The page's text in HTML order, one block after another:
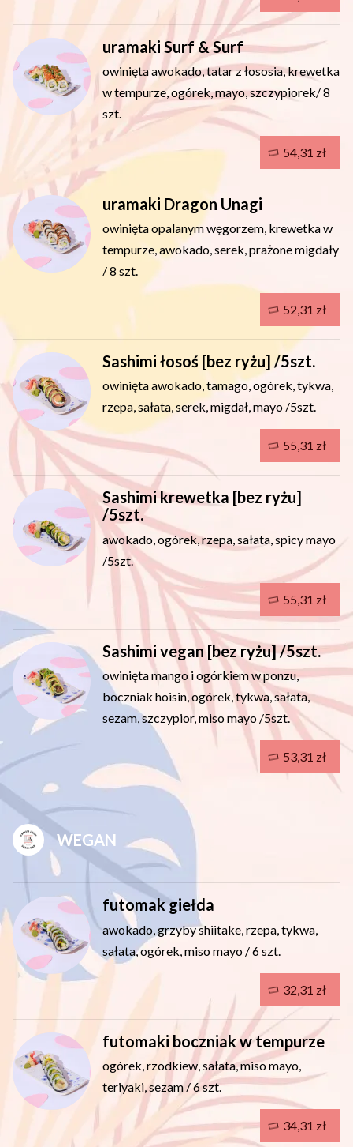
uramaki Surf & Surf
owinięta awokado, tatar z łososia, krewetka
w tempurze, ogórek, mayo, szczypiorek/ 8
szt.
uramaki Dragon Unagi
owinięta opalanym węgorzem, krewetka w
tempurze, awokado, serek, prażone migdały
/ 8 szt.
Sashimi łosoś [bez ryżu] /5szt.
owinięta awokado, tamago, ogórek, tykwa,
rzepa, sałata, serek, migdał, mayo /5szt.
Sashimi krewetka [bez ryżu]
/5szt.
awokado, ogórek, rzepa, sałata, spicy mayo
/5szt.
Sashimi vegan [bez ryżu] /5szt.
owinięta mango i ogórkiem w ponzu,
boczniak hoisin, ogórek, tykwa, sałata,
sezam, szczypior, miso mayo /5szt.
WEGAN
futomak giełda
awokado, grzyby shiitake, rzepa, tykwa,
sałata, ogórek, miso mayo / 6 szt.
futomaki boczniak w tempurze
ogórek, rzodkiew, sałata, miso mayo,
teriyaki, sezam / 6 szt.